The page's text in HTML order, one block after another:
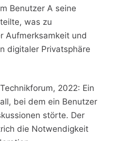
Benutzer A seine
was zu
Aufmerksamkeit und
digitaler Privatsphäre
2022: Ein
bei dem ein Benutzer
störte. Der
die Notwendigkeit